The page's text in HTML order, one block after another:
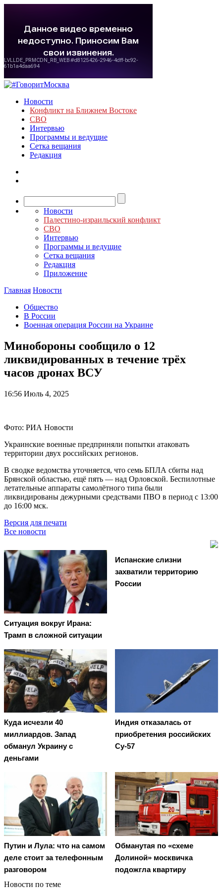
Новости
Конфликт на Ближнем Востоке
СВО
Интервью
Программы и ведущие
Сетка вещания
Редакция
Новости
Палестино-израильский конфликт
СВО
Интервью
Программы и ведущие
Сетка вещания
Редакция
Приложение
Главная Новости
Общество
В России
Военная операция России на Украине
Минобороны сообщило о 12
ликвидированных в течение трёх
часов дронах ВСУ
16:56 Июль 4, 2025
Фото: РИА Новости
Украинские военные предприняли попытки атаковать
территории двух российских регионов.
В сводке ведомства уточняется, что семь БПЛА сбиты над
Брянской областью, ещё пять — над Орловской. Беспилотные
летательные аппараты самолётного типа были
ликвидированы дежурными средствами ПВО в период с 13:00
до 16:00 мск.
Версия для печати
Все новости
Ситуация вокруг Ирана:
Трамп в сложной ситуации
Испанские слизни
захватили территорию
России
Куда исчезли 40
миллиардов. Запад
обманул Украину с
деньгами
Индия отказалась от
приобретения российских
Су-57
Путин и Лула: что на самом
деле стоит за телефонным
разговором
Обманутая по «схеме
Долиной» москвичка
подожгла квартиру
Новости по теме